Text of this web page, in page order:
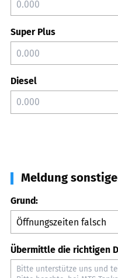
Super Plus
Diesel
Meldung
Grund:
Übermittle die richtigen